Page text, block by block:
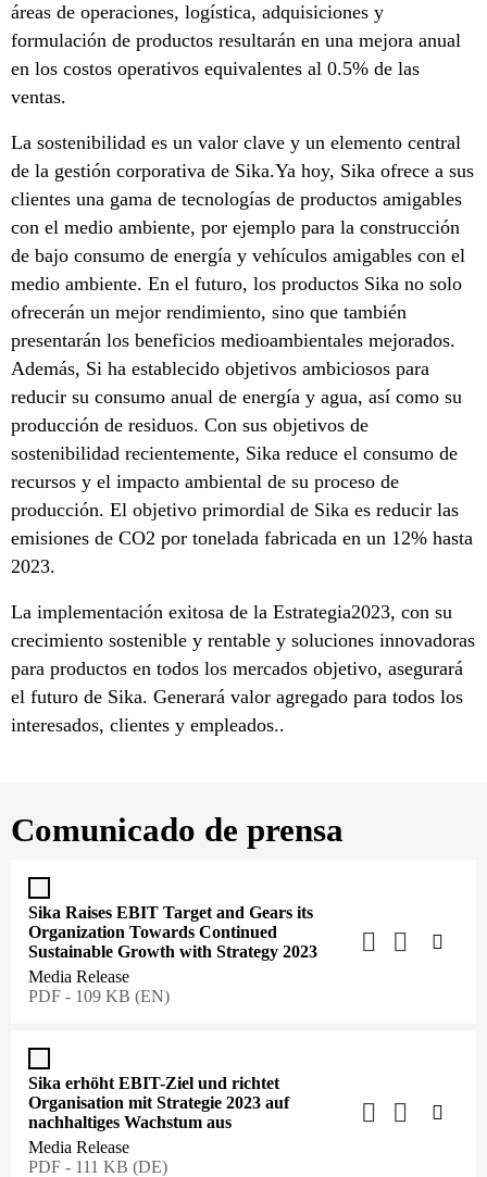
áreas de operaciones, logística, adquisiciones y
formulación de productos resultarán en una mejora anual
en los costos operativos equivalentes al 0.5% de las
ventas.
La sostenibilidad es un valor clave y un elemento central
de la gestión corporativa de Sika.Ya hoy, Sika ofrece a sus
clientes una gama de tecnologías de productos amigables
con el medio ambiente, por ejemplo para la construcción
de bajo consumo de energía y vehículos amigables con el
medio ambiente. En el futuro, los productos Sika no solo
ofrecerán un mejor rendimiento, sino que también
presentarán los beneficios medioambientales mejorados.
Además, Si ha establecido objetivos ambiciosos para
reducir su consumo anual de energía y agua, así como su
producción de residuos. Con sus objetivos de
sostenibilidad recientemente, Sika reduce el consumo de
recursos y el impacto ambiental de su proceso de
producción. El objetivo primordial de Sika es reducir las
emisiones de CO2 por tonelada fabricada en un 12% hasta
2023.
La implementación exitosa de la Estrategia2023, con su
crecimiento sostenible y rentable y soluciones innovadoras
para productos en todos los mercados objetivo, asegurará
el futuro de Sika. Generará valor agregado para todos los
interesados, clientes y empleados..
Comunicado de prensa
Sika Raises EBIT Target and Gears its
Organization Towards Continued
Sustainable Growth with Strategy 2023
Media Release
PDF - 109 KB (EN)
Sika erhöht EBIT-Ziel und richtet
Organisation mit Strategie 2023 auf
nachhaltiges Wachstum aus
Media Release
PDF - 111 KB (DE)